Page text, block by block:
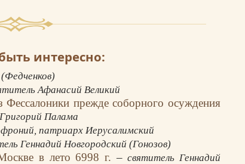
интересно:
Афанасий Великий
прежде соборного осуждения
Палама
патриарх Иерусалимский
Геннадий Новгородский (Гонозов)
в лето 6998 г.–святитель Геннадий